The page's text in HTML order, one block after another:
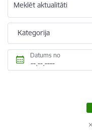
Meklēt aktualitāti
Kategorija
Datums no